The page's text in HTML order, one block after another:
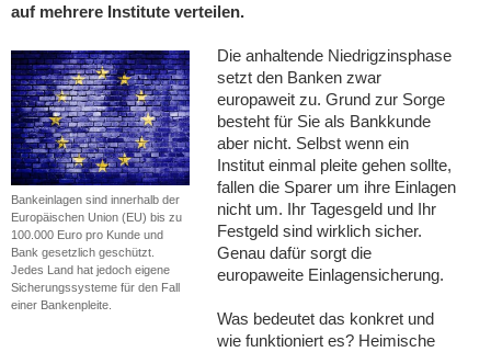
auf mehrere Institute verteilen.
Bankeinlagen sind innerhalb der
Europäischen Union (EU) bis zu
100.000 Euro pro Kunde und
Bank gesetzlich geschützt.
Jedes Land hat jedoch eigene
Sicherungssysteme für den Fall
einer Bankenpleite.
Die anhaltende Niedrigzinsphase
setzt den Banken zwar
europaweit zu. Grund zur Sorge
besteht für Sie als Bankkunde
aber nicht. Selbst wenn ein
Institut einmal pleite gehen sollte,
fallen die Sparer um ihre Einlagen
nicht um. Ihr Tagesgeld und Ihr
Festgeld sind wirklich sicher.
Genau dafür sorgt die
europaweite Einlagensicherung.
Was bedeutet das konkret und
wie funktioniert es? Heimische